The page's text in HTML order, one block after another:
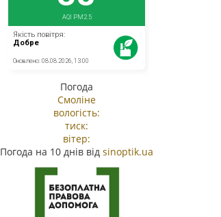
Погода
Смоліне
вологість:
тиск:
вітер:
Погода на 10 днів відsinoptik.ua